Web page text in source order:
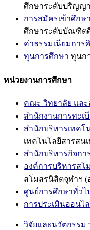
ศึกษาระดับปริญ
การสมัครเข้าศึก
ศึกษาระดับบัณฑิต
ค่าธรรมเนียมการ
ทุนการศึกษา ทุนก
หน่วยงานการศึกษา
คณะ วิทยาลัย แล
สำนักงานการทะเ
สำนักบริหารเทคโ
เทคโนโลยีสารสน
สำนักบริหารกิจกา
องค์การบริหารสโ
สโมสรนิสิตจุฬาฯ (
ศูนย์การศึกษาทั่วไ
การประเมินออนไ
วิจัยและนวัตกรรม